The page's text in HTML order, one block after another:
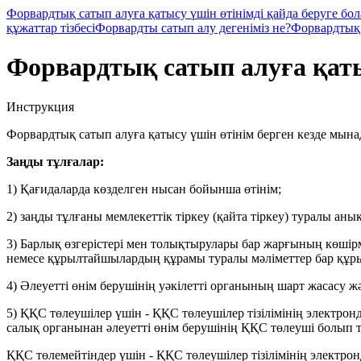
Форвардтық сатып алуға қатысу үшін өтінімді қайда беруге
құжаттар тізбесіФорвардты сатып алу дегеніміз не?Форвардтық
Форвардтық сатып алуға
Инструкция
Форвардтық сатып алуға қатысу үшін өтінім берген кезде
Заңды тұлғалар:
1) Қағидаларда көзделген нысан бойынша өтінім;
2) заңды тұлғаны мемлекеттік тіркеу (қайта тіркеу) туралы
3) Барлық өзгерістері мен толықтырулары бар жарғының
немесе құрылтайшылардың құрамы туралы мәліметтер бар
4) Әлеуетті өнім берушінің уәкілетті органының шарт жасасу
5) ҚҚС төлеушілер үшін - ҚҚС төлеушілер тізілімінің
салық органынан әлеуетті өнім берушінің ҚҚС төлеуші
ҚҚС төлемейтіндер үшін - ҚҚС төлеушілер тізілімінің